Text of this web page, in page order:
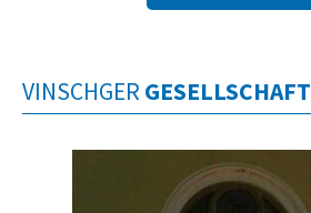
VINSCHGER GESELLSCHAFT